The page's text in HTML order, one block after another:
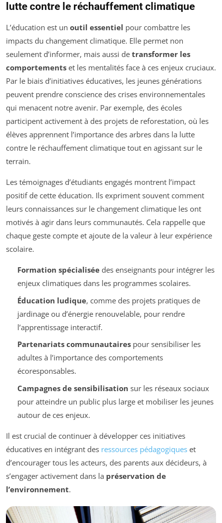
lutte contre le réchauffement climatique
L’éducation est un outil essentiel pour combattre les
impacts du changement climatique. Elle permet non
seulement d’informer, mais aussi de transformer les
comportements et les mentalités face à ces enjeux cruciaux.
Par le biais d’initiatives éducatives, les jeunes générations
peuvent prendre conscience des crises environnementales
qui menacent notre avenir. Par exemple, des écoles
participent activement à des projets de reforestation, où les
élèves apprennent l’importance des arbres dans la lutte
contre le réchauffement climatique tout en agissant sur le
terrain.
Les témoignages d’étudiants engagés montrent l’impact
positif de cette éducation. Ils expriment souvent comment
leurs connaissances sur le changement climatique les ont
motivés à agir dans leurs communautés. Cela rappelle que
chaque geste compte et ajoute de la valeur à leur expérience
scolaire.
Formation spécialiséedes enseignants pour intégrer les
enjeux climatiques dans les programmes scolaires.
Éducation ludique, comme des projets pratiques de
jardinage ou d’énergie renouvelable, pour rendre
l’apprentissage interactif.
Partenariats communautairespour sensibiliser les
adultes à l’importance des comportements
écoresponsables.
Campagnes de sensibilisation sur les réseaux sociaux
pour atteindre un public plus large et mobiliser les jeunes
autour de ces enjeux.
Il est crucial de continuer à développer ces initiatives
éducatives en intégrant des ressources pédagogiques et
d’encourager tous les acteurs, des parents aux décideurs, à
s’engager activement dans la préservation de
l’environnement.